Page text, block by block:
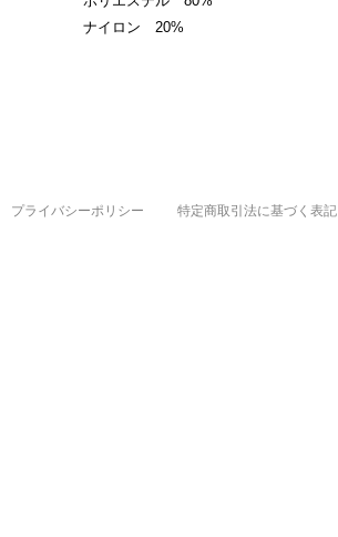
ナイロン 20%
プライバシーポリシー 特定商取引法に基づく表記